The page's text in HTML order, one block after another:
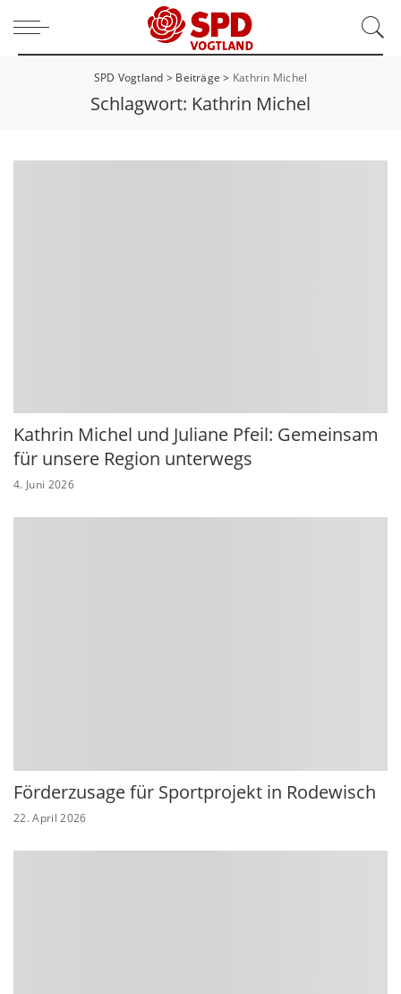
SPD Vogtland > Beiträge > Kathrin Michel
Schlagwort: Kathrin Michel
Kathrin Michel und Juliane Pfeil: Gemeinsam
für unsere Region unterwegs
4. Juni 2026
Förderzusage für Sportprojekt in Rodewisch
22. April 2026